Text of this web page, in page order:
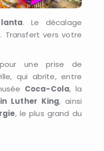
. Le décalage
Transfert vers votre
une prise de
qui abrite, entre
Coca-Cola, la
Luther King, ainsi
, le plus grand du